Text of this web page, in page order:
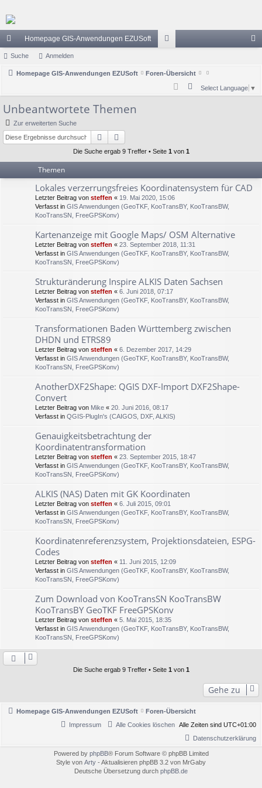
ch
ne
ug
riff
Homepage GIS-Anwendungen EZUSoft
en
el
Suche Anmelden
Homepage GIS-Anwendungen EZUSoft Foren-Übersicht
Select Language ▼
Unbeantwortete Themen
Zur erweiterten Suche
Suche
Die Suche ergab 9 Treffer • Seite 1 von 1
Themen
Lokales verzerrungsfreies Koordinatensystem für CAD
Letzter Beitrag von steffen « 19. Mai 2020, 15:06
Verfasst in GIS Anwendungen (GeoTKF, KooTransBY, KooTransBW,
KooTransSN, FreeGPSKonv)
Kartenanzeige mit Google Maps/ OSM Alternative
Letzter Beitrag von steffen « 23. September 2018, 11:31
Verfasst in GIS Anwendungen (GeoTKF, KooTransBY, KooTransBW,
KooTransSN, FreeGPSKonv)
Strukturänderung Inspire ALKIS Daten Sachsen
Letzter Beitrag von steffen « 6. Juni 2018, 07:17
Verfasst in GIS Anwendungen (GeoTKF, KooTransBY, KooTransBW,
KooTransSN, FreeGPSKonv)
Transformationen Baden Württemberg zwischen
DHDN und ETRS89
Letzter Beitrag von steffen « 6. Dezember 2017, 14:29
Verfasst in GIS Anwendungen (GeoTKF, KooTransBY, KooTransBW,
KooTransSN, FreeGPSKonv)
AnotherDXF2Shape: QGIS DXF-Import DXF2Shape-
Convert
Letzter Beitrag von Mike « 20. Juni 2016, 08:17
Verfasst in QGIS-PlugIn's (CAIGOS, DXF, ALKIS)
Genauigkeitsbetrachtung der
Koordinatentransformation
Letzter Beitrag von steffen « 23. September 2015, 18:47
Verfasst in GIS Anwendungen (GeoTKF, KooTransBY, KooTransBW,
KooTransSN, FreeGPSKonv)
ALKIS (NAS) Daten mit GK Koordinaten
Letzter Beitrag von steffen « 6. Juli 2015, 09:01
Verfasst in GIS Anwendungen (GeoTKF, KooTransBY, KooTransBW,
KooTransSN, FreeGPSKonv)
Koordinatenreferenzsystem, Projektionsdateien, ESPG-
Codes
Letzter Beitrag von steffen « 11. Juni 2015, 12:09
Verfasst in GIS Anwendungen (GeoTKF, KooTransBY, KooTransBW,
KooTransSN, FreeGPSKonv)
Zum Download von KooTransSN KooTransBW
KooTransBY GeoTKF FreeGPSKonv
Letzter Beitrag von steffen « 5. Mai 2015, 18:35
Verfasst in GIS Anwendungen (GeoTKF, KooTransBY, KooTransBW,
KooTransSN, FreeGPSKonv)
Die Suche ergab 9 Treffer • Seite 1 von 1
Gehe zu
Homepage GIS-Anwendungen EZUSoft
Foren-Übersicht
Alle Zeiten sind UTC+01:00
Alle Cookies löschen
Impressum
Datenschutzerklärung
Powered by phpBB® Forum Software © phpBB Limited
Style von Arty - Aktualisieren phpBB 3.2 von MrGaby
Deutsche Übersetzung durch phpBB.de